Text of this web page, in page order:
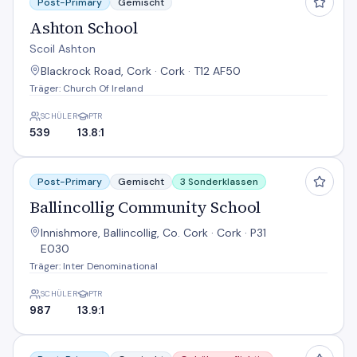
Ashton School
Scoil Ashton
Blackrock Road, Cork · Cork · T12 AF50
Träger: Church Of Ireland
SCHÜLER
539
PTR
13.8:1
Ballincollig Community School
Post-Primary Gemischt 3 Sonderklassen
Ballincollig Community School
Innishmore, Ballincollig, Co. Cork · Cork · P31
E030
Träger: Inter Denominational
SCHÜLER
987
PTR
13.9:1
Bandon Grammar School